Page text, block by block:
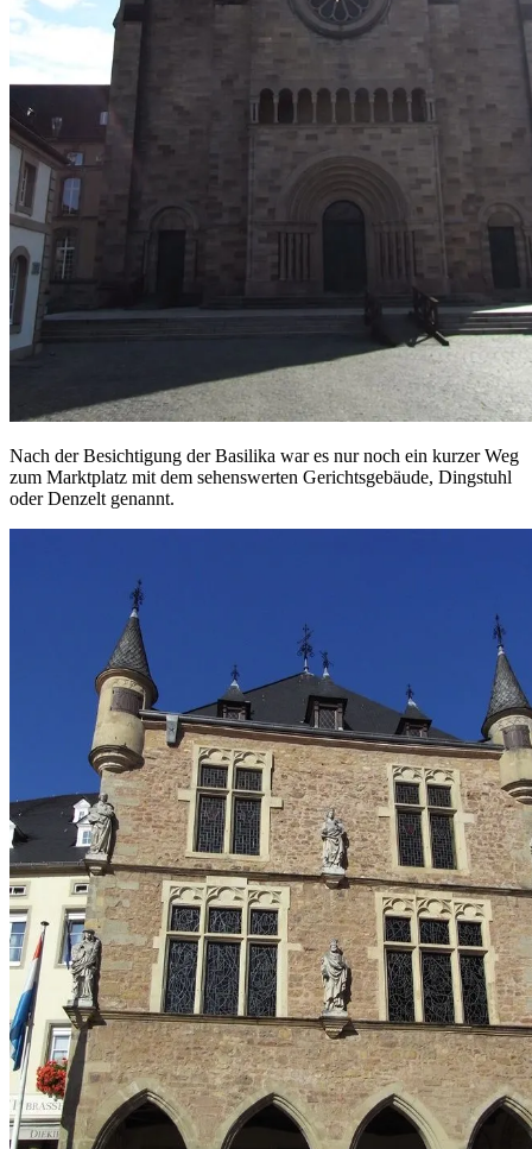
Nach der Besichtigung der Basilika war es nur noch ein kurzer Weg
zum Marktplatz mit dem sehenswerten Gerichtsgebäude, Dingstuhl
oder Denzelt genannt.